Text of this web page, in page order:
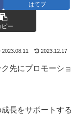
はてブ
ピー
2023.08.11 2023.12.17
先にプロモーショ
長をサポートする